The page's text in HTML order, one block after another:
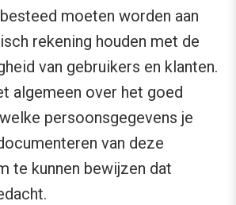
moeten worden aan
rekening houden met de
van gebruikers en klanten.
algemeen over het goed
persoonsgegevens je
van deze
te kunnen bewijzen dat